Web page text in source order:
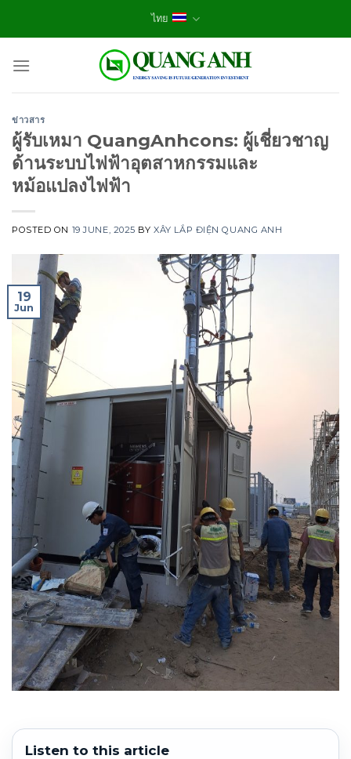
ไทย
ข่าวสาร
ผู้รับเหมา QuangAnhcons: ผู้เชี่ยวชาญ
ด้านระบบไฟฟ้าอุตสาหกรรมและ
หม้อแปลงไฟฟ้า
POSTED ON 19 JUNE, 2025 BYXÂY LẮP ĐIỆN QUANG ANH
19
Jun
Listen to this article